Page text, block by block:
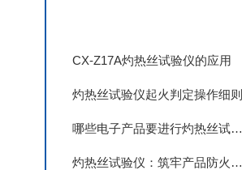
CX-Z17A灼热丝试验仪的应用
灼热丝试验仪起火判定操作细则
哪些电子产品要进行灼热丝试验？
灼热丝试验仪：筑牢产品防火安全的第一道防线